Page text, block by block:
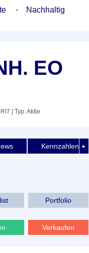
Nachhaltig
EO
| Typ: Aktie
►
Kennzahlen
Portfolio
Verkaufen